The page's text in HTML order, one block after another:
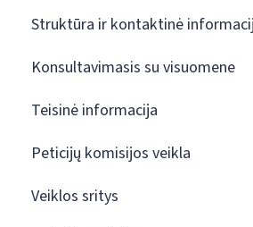
Struktūra ir kontaktinė
Konsultavimasis su visuomene
Teisinė informacija
Peticijų komisijos veikla
Veiklos sritys